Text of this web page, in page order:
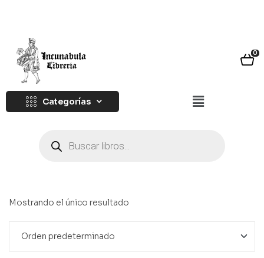
0
Categorías
Mostrando el único resultado